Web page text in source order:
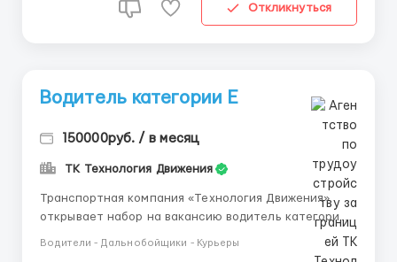
Откликнуться
Водитель категории Е
150000руб. / в месяц
ТК Технология Движения
Транспортная компания «Технология Движения»
открывает набор на вакансию водитель категории Е
с опытом и без опыта. Рейсы по регионам РФ, вахта
на выбор. Приведи друга +30 000 руб. Ставка от 12
Водители - Дальнобойщики - Курьеры